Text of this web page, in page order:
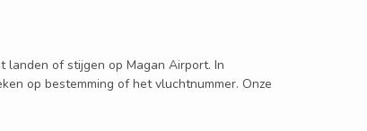
of stijgen op Magan Airport. In
op bestemming of het vluchtnummer. Onze